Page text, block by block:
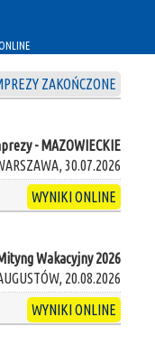
ZAKOŃCZONE
- MAZOWIECKIE
30.07.2026
WYNIKI ONLINE
Wakacyjny 2026
20.08.2026
WYNIKI ONLINE